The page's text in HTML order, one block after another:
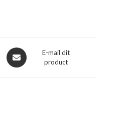
Opent
in
E-mail dit
product